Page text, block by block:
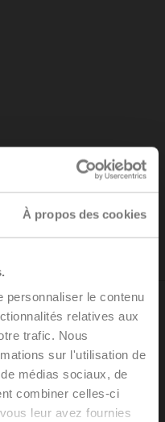
À propos des cookies
personnaliser le contenu
relatives aux
trafic. Nous
sur l'utilisation de
médias sociaux, de
combiner celles-ci
leur avez fournies
pour la réfrigération